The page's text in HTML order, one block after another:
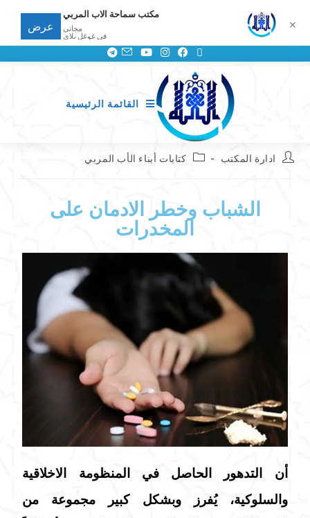
القائمة الرئيسية
ادارة المكتب كتابات أبناء الأب المربي
الشباب وخطر الادمان على
المخدرات
أن التدهور الحاصل في المنظومة الاخلاقية
والسلوكية، يُفرز وبشكل كبير مجموعة من
✕
مكتب سماحة الاب المربي
مجانى
في غوغل بلاي
عرض